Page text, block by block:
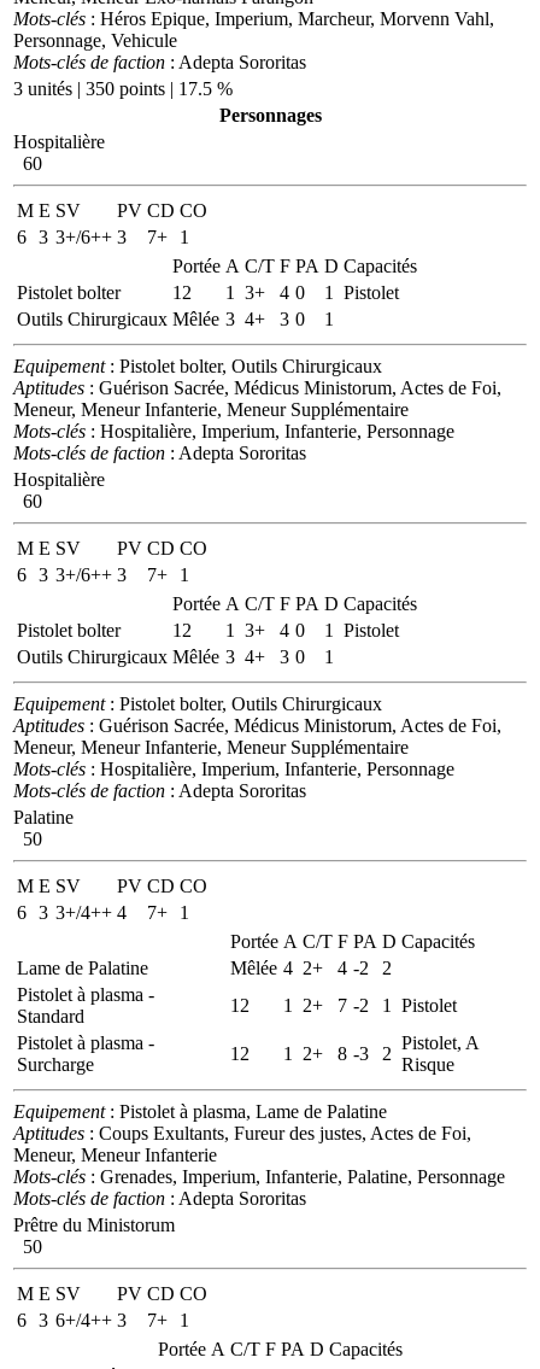
Mots-clés : Héros Epique, Imperium, Marcheur, Morvenn Vahl,
Personnage, Vehicule
Mots-clés de faction : Adepta Sororitas
3 unités | 350 points | 17.5 %
Personnages
Hospitalière
60
M E SV PV CD CO
6 3 3+/6++ 3 7+
1
Portée A C/T F PA D Capacités
Pistolet bolter
12 1 3+ 4 0 1
Pistolet
Outils Chirurgicaux Mêlée 3 4+ 3 0 1
Equipement: Pistolet bolter, Outils Chirurgicaux
Aptitudes : Guérison Sacrée, Médicus Ministorum, Actes de Foi,
Meneur, Meneur Infanterie, Meneur Supplémentaire
Mots-clés : Hospitalière, Imperium, Infanterie, Personnage
Mots-clés de faction : Adepta Sororitas
Hospitalière
60
M E SV PV CD CO
6 3 3+/6++ 3 7+
1
Portée A C/T F PA D Capacités
Pistolet bolter
12 1 3+ 4 0 1
Pistolet
Outils Chirurgicaux Mêlée 3 4+ 3 0 1
Equipement: Pistolet bolter, Outils Chirurgicaux
Aptitudes : Guérison Sacrée, Médicus Ministorum, Actes de Foi,
Meneur, Meneur Infanterie, Meneur Supplémentaire
Mots-clés : Hospitalière, Imperium, Infanterie, Personnage
Mots-clés de faction : Adepta Sororitas
Palatine
50
M E SV PV CD CO
6 3 3+/4++ 4 7+
1
Portée A C/T F PA D Capacités
Lame de Palatine
Mêlée 4 2+ 4 -2
2
Pistolet à plasma -
Standard
12 1 2+ 7 -2 1
Pistolet
Pistolet à plasma -
Surcharge
12 1 2+ 8 -3 2
Pistolet, A
Risque
Equipement: Pistolet à plasma, Lame de Palatine
Aptitudes : Coups Exultants, Fureur des justes, Actes de Foi,
Meneur, Meneur Infanterie
Mots-clés : Grenades, Imperium, Infanterie, Palatine, Personnage
Mots-clés de faction : Adepta Sororitas
Prêtre du Ministorum
50
M E SV PV CD CO
6 3 6+/4++ 3 7+
1
Portée A C/T F PA D Capacités